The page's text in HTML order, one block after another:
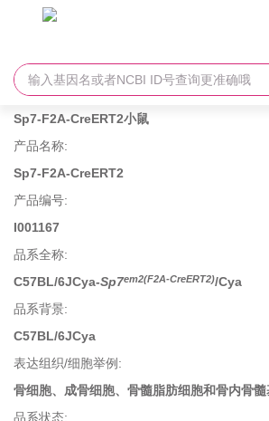
Sp7-F2A-CreERT2小鼠
产品名称:
Sp7-F2A-CreERT2
产品编号:
I001167
品系全称:
C57BL/6JCya-Sp7em2(F2A-CreERT2)/Cya
品系背景:
C57BL/6JCya
表达组织/细胞举例 :
骨细胞、成骨细胞、骨髓脂肪细胞和骨内骨
品系状态: